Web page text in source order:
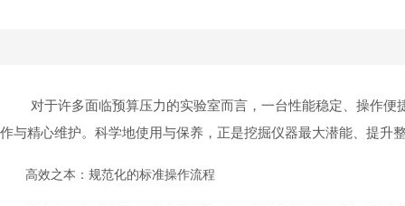
对于许多面临预算压力的实验室而言，一台性能稳定、操作便
作与精心维护。科学地使用与保养，正是挖掘仪器最大潜能、提升
高效之本：规范化的标准操作流程